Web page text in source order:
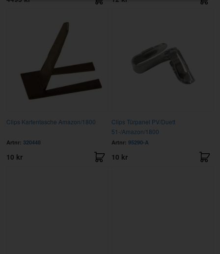
Clips Kartentasche Amazon/1800
Artnr: 320448
10 kr
Clips Türpanel PV/Duett
51-/Amazon/1800
Artnr: 95290-A
10 kr